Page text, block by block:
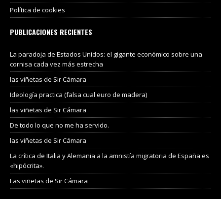
Política de cookies
PUBLICACIONES RECIENTES
La paradoja de Estados Unidos: el gigante económico sobre una
cornisa cada vez más estrecha
las viñetas de Sir Cámara
Ideología practica (falsa cual euro de madera)
las viñetas de Sir Cámara
De todo lo que no me ha servido.
las viñetas de Sir Cámara
La crítica de Italia y Alemania a la amnistía migratoria de España es
«hipócrita».
Las viñetas de Sir Cámara